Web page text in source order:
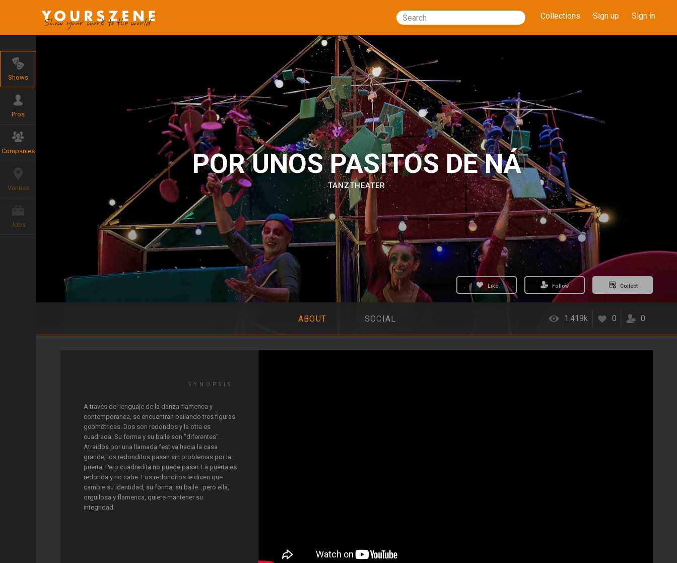
Search Collections Sign up Sign in
Shows
Pros
Companies
Venues
Jobs
POR UNOS PASITOS DE NÁ
TANZTHEATER
Like Follow Collect
ABOUT SOCIAL 1.419k 0 0
SYNOPSIS
A través del lenguaje de la danza flamenca y
contemporanea, se encuentran bailando tres figuras
geométricas. Dos son redondos y la otra es
cuadrada. Su forma y su baile son "diferentes".
Atraidos por una llamada festiva hacia la casa
grande, los redonditos pasan sin problemas por la
puerta. Pero cuadradita no puede pasar. La puerta es
redonda y no cabe. Los redonditos le dicen que
cambie su identidad, su forma, su baile...pero ella,
orgullosa y flamenca, quiere mantener su
integridad.